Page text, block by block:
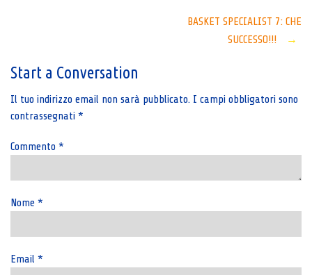
BASKET SPECIALIST 7: CHE
SUCCESSO!!!
→
Start a Conversation
Il tuo indirizzo email non sarà pubblicato. I campi obbligatori sono
contrassegnati *
Commento *
Nome *
Email *